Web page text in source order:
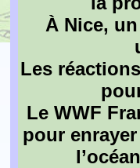
À Nice,
Les
Le WWF
pour